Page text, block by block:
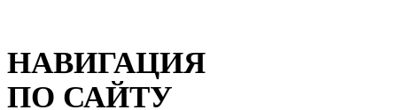
НАВИГАЦИЯ
ПО САЙТУ